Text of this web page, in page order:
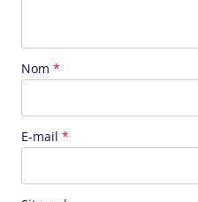
Nom *
E-mail *